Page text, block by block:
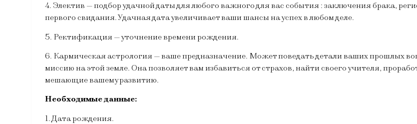
4. Электив — подбор удачной даты для любого важного для вас события : заключения брака,
первого свидания. Удачная дата увеличивает ваши шансы на успех в любом деле.
5. Ректификация — уточнение времени рождения.
6. Кармическая астрология — ваше предназначение. Может поведать детали ваших прошлых
миссию на этой земле. Она позволяет вам избавиться от страхов, найти своего учителя,
мешающие вашему развитию.
Необходимые данные:
1. Дата рождения.